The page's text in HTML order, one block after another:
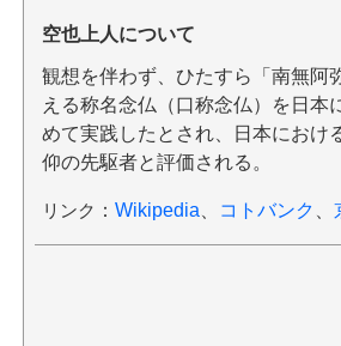
空也上人について
観想を伴わず、ひたすら「南無阿
える称名念仏（口称念仏）を日本
めて実践したとされ、日本におけ
仰の先駆者と評価される。
リンク ： Wikipedia コトバンク